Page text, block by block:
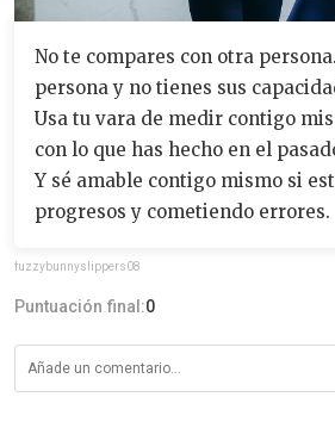
No te compares con otra
persona y no tienes sus
Usa tu vara de medir contigo
con lo que has hecho en el
Y sé amable contigo mismo si
progresos y cometiendo errores.
fuzzybunnyslippers08
Puntuación final:0